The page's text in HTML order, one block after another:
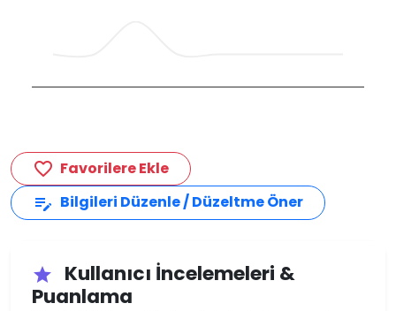
favorite_border Favorilere Ekle
edit_note Bilgileri Düzenle / Düzeltme Öner
star
Kullanıcı İncelemeleri &
Puanlama